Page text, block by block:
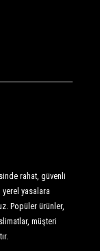
rahat, güvenli
yerel yasalara
Popüler ürünler,
müşteri